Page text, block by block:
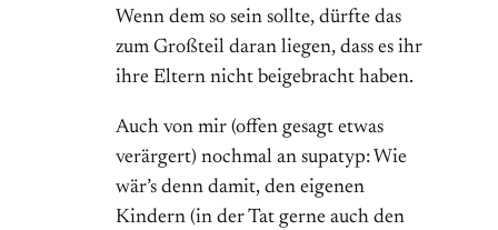
Wenn dem so sein sollte, dürfte das
zum Großteil daran liegen, dass es ihr
ihre Eltern nicht beigebracht haben.
Auch von mir (offen gesagt etwas
verärgert) nochmal an supatyp: Wie
wär’s denn damit, den eigenen
Kindern (in der Tat gerne auch den